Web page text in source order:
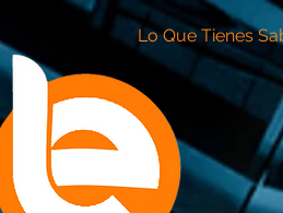
Lo Que Tienes